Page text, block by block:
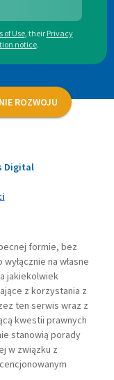
of Use, their Privacy
notice.
ROZWOJU
Digital
formie, bez
na własne
jakiekolwiek
z korzystania z
ten serwis wraz z
kwestii prawnych
stanowią porady
w związku z